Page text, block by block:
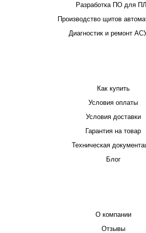
Разработка ПО для
Производство щитов
Диагностик и ремонт
Как купить
Условия оплаты
Условия доставки
Гарантия на товар
Техническая
Блог
О компании
Отзывы